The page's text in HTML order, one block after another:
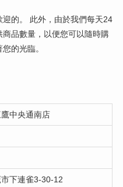
的。 此外，由於我們每天24
品數量，以便您可以隨時購
的光臨。
中央通南店
下連雀3-30-12